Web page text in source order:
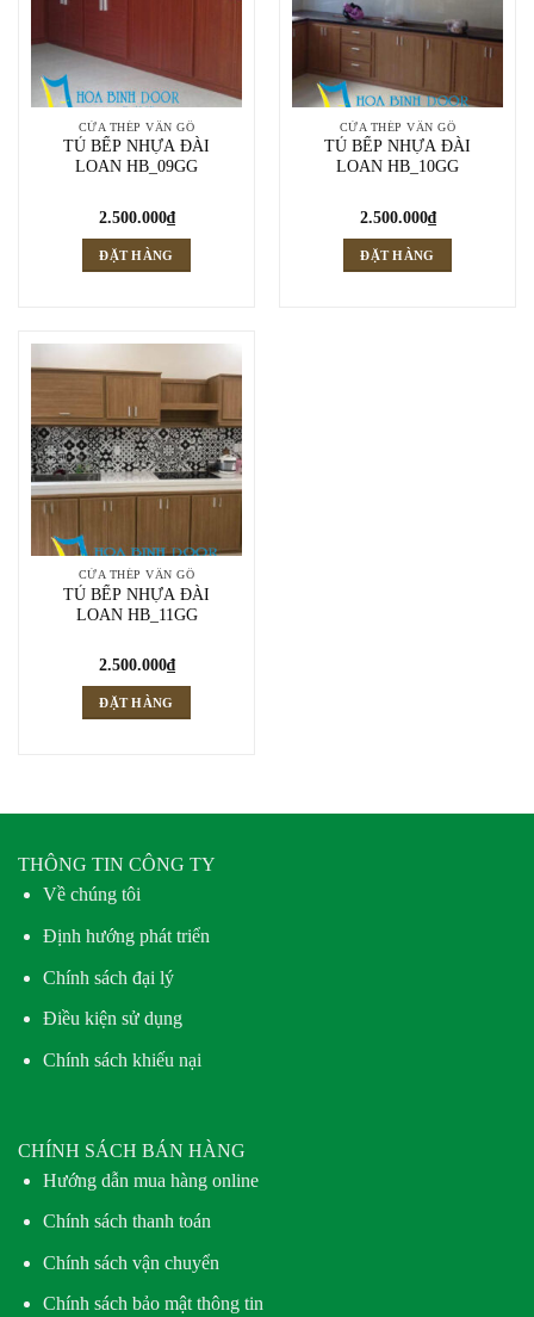
CỬA THÉP VÂN GỖ
TỦ BẾP NHỰA ĐÀI
LOAN HB_09GG
2.500.000₫
ĐẶT HÀNG
CỬA THÉP VÂN GỖ
TỦ BẾP NHỰA ĐÀI
LOAN HB_10GG
2.500.000₫
ĐẶT HÀNG
CỬA THÉP VÂN GỖ
TỦ BẾP NHỰA ĐÀI
LOAN HB_11GG
2.500.000₫
ĐẶT HÀNG
THÔNG TIN CÔNG TY
Về chúng tôi
Định hướng phát triển
Chính sách đại lý
Điều kiện sử dụng
Chính sách khiếu nại
CHÍNH SÁCH BÁN HÀNG
Hướng dẫn mua hàng online
Chính sách thanh toán
Chính sách vận chuyển
Chính sách bảo mật thông tin